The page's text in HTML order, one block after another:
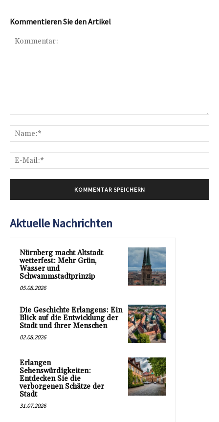
Kommentieren Sie den Artikel
Aktuelle Nachrichten
Nürnberg macht Altstadt
wetterfest: Mehr Grün,
Wasser und
Schwammstadtprinzip
05.08.2026
Die Geschichte Erlangens: Ein
Blick auf die Entwicklung der
Stadt und ihrer Menschen
02.08.2026
Erlangen
Sehenswürdigkeiten:
Entdecken Sie die
verborgenen Schätze der
Stadt
31.07.2026